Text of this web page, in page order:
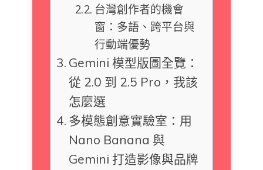
台灣創作者的機會
窗：多語、跨平台與
行動端優勢
Gemini 模型版圖全覽：
從 2.0 到 2.5 Pro，我該
怎麼選
多模態創意實驗室：用
Nano Banana 與
Gemini 打造影像與品牌